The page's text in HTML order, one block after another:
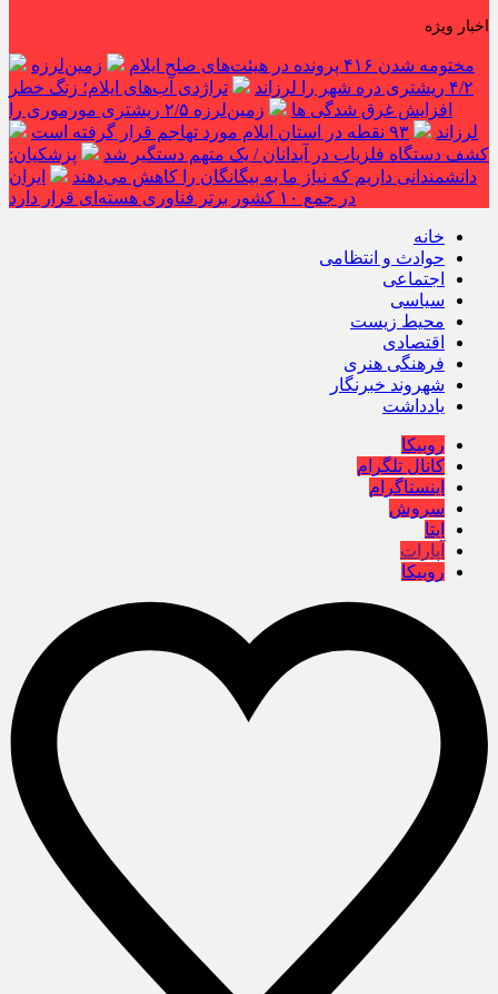
اخبار ویژه
مختومه شدن ۴۱۶ پرونده در هیئت‌های صلح ایلام
زمین‌لرزه
۴/۲ ریشتری دره شهر را لرزاند
تراژدی آب‌های ایلام؛ زنگ خطر
افزایش غرق شدگی ها
زمین‌لرزه ۲/۵ ریشتری مورموری را
لرزاند
۹۳ نقطه در استان ایلام مورد تهاجم قرار گرفته است
کشف دستگاه فلزیاب در آبدانان / یک متهم دستگیر شد
پزشکیان:
دانشمندانی داریم که نیاز ما به بیگانگان را کاهش می‌دهند
ایران
در جمع ۱۰ کشور برتر فناوری هسته‌ای قرار دارد
خانه
حوادث و انتظامی
اجتماعی
سیاسی
محیط زیست
اقتصادی
فرهنگی هنری
شهروند خبرنگار
یادداشت
روبیکا
کانال تلگرام
اینستاگرام
سروش
ایتا
آپارات
روبیکا